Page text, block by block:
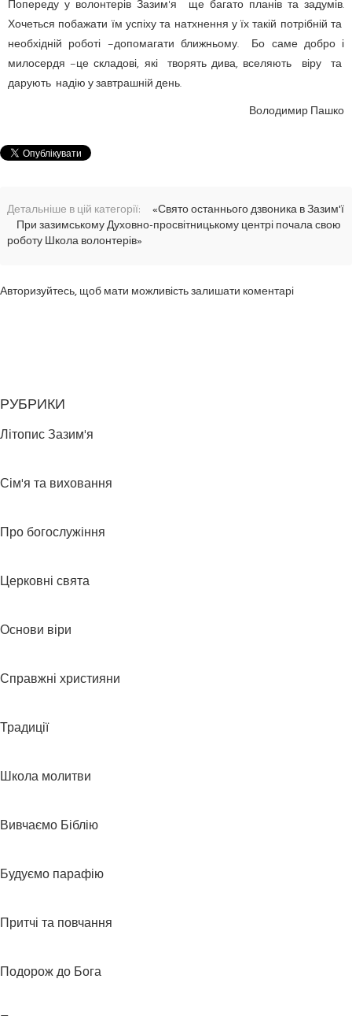
Попереду у волонтерів Зазим'я ще багато планів та задумів.
Хочеться побажати їм успіху та натхнення у їх такій потрібній та
необхідній роботі –допомагати ближньому. Бо саме добро і
милосердя –це складові, які творять дива, вселяють віру та
дарують надію у завтрашній день.
Володимир Пашко
Детальніше в цій категорії:
«Свято останнього дзвоника в Зазим'ї
При зазимському Духовно-просвітницькому центрі почала свою
роботу Школа волонтерів»
Авторизуйтесь, щоб мати можливість залишати коментарі
РУБРИКИ
Літопис Зазим'я
Сім'я та виховання
Про богослужіння
Церковні свята
Основи віри
Справжні християни
Традиції
Школа молитви
Вивчаємо Біблію
Будуємо парафію
Притчі та повчання
Подорож до Бога